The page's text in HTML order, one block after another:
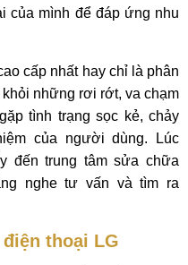
của mình để đáp ứng nhu
cấp nhất hay chỉ là phân
những rơi rớt, va chạm
tình trạng sọc kẻ, chảy
của người dùng. Lúc
đến trung tâm sửa chữa
nghe tư vấn và tìm ra
thoại LG